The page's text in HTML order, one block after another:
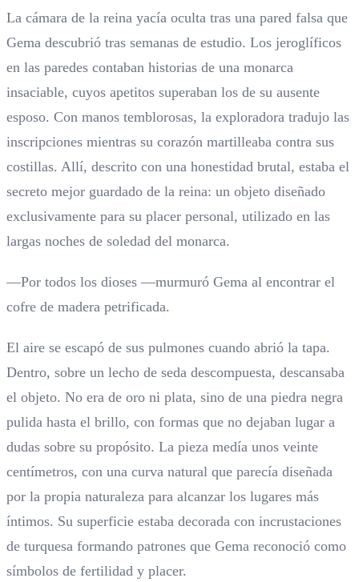
La cámara de la reina yacía oculta tras una pared falsa que
Gema descubrió tras semanas de estudio. Los jeroglíficos
en las paredes contaban historias de una monarca
insaciable, cuyos apetitos superaban los de su ausente
esposo. Con manos temblorosas, la exploradora tradujo las
inscripciones mientras su corazón martilleaba contra sus
costillas. Allí, descrito con una honestidad brutal, estaba el
secreto mejor guardado de la reina: un objeto diseñado
exclusivamente para su placer personal, utilizado en las
largas noches de soledad del monarca.
—Por todos los dioses —murmuró Gema al encontrar el
cofre de madera petrificada.
El aire se escapó de sus pulmones cuando abrió la tapa.
Dentro, sobre un lecho de seda descompuesta, descansaba
el objeto. No era de oro ni plata, sino de una piedra negra
pulida hasta el brillo, con formas que no dejaban lugar a
dudas sobre su propósito. La pieza medía unos veinte
centímetros, con una curva natural que parecía diseñada
por la propia naturaleza para alcanzar los lugares más
íntimos. Su superficie estaba decorada con incrustaciones
de turquesa formando patrones que Gema reconoció como
símbolos de fertilidad y placer.